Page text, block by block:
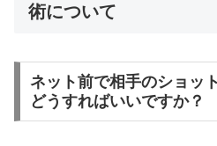
術について
ネット前で相手のショッ
どうすればいいですか？